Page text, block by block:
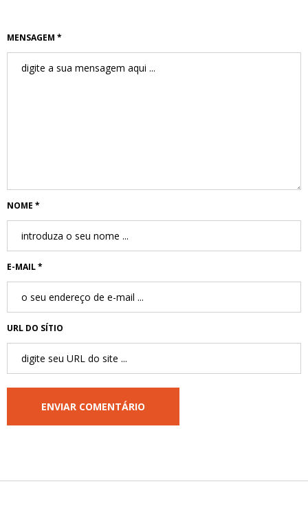
MENSAGEM *
NOME *
E-MAIL *
URL DO SÍTIO